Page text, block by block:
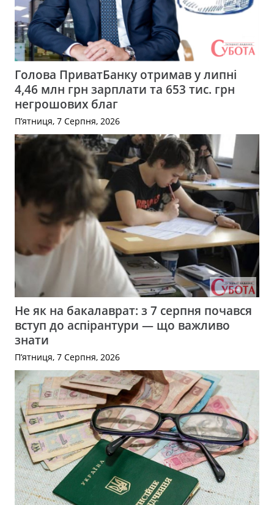
Голова ПриватБанку отримав у липні
4,46 млн грн зарплати та 653 тис. грн
негрошових благ
П’ятниця, 7 Серпня, 2026
Не як на бакалаврат: з 7 серпня почався
вступ до аспірантури — що важливо
знати
П’ятниця, 7 Серпня, 2026